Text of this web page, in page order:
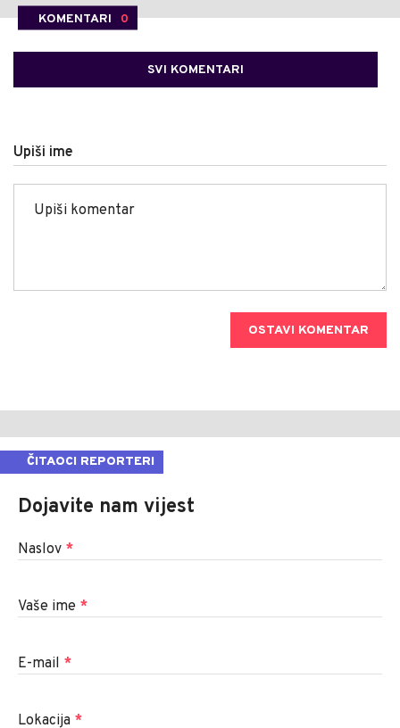
KOMENTARI 0
SVI KOMENTARI
Upiši ime
OSTAVI KOMENTAR
ČITAOCI REPORTERI
Dojavite nam vijest
Naslov *
Vaše ime *
E-mail *
Lokacija *